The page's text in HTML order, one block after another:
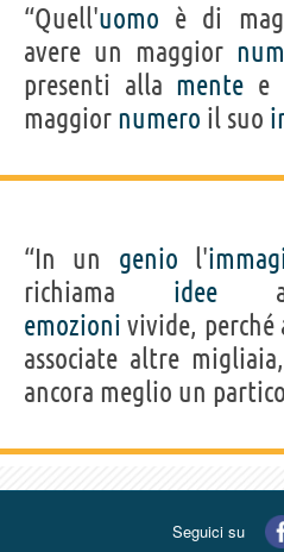
“Quell'uomo è di
avere un maggior
presenti alla mente e
maggior numero il suo
“In un genio l'
richiama idee
emozioni vivide, perché
associate altre
ancora meglio un
Seguici su